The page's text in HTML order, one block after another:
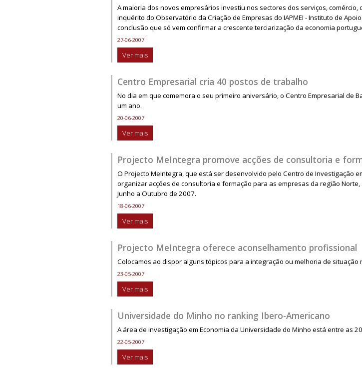
A maioria dos novos empresários investiu nos sectores dos serviços,
inquérito do Observatório da Criação de Empresas do IAPMEI - Instituto de
conclusão que só vem confirmar a crescente terciarização da economia
27-06-2007
Ver mais
Centro Empresarial cria 40 postos de trabalho
No dia em que comemora o seu primeiro aniversário, o Centro Empresarial de
um ano.
20-06-2007
Ver mais
Projecto MeIntegra promove acções de consultoria e
O Projecto MeIntegra, que está ser desenvolvido pelo Centro de Investigação
organizar acções de consultoria e formação para as empresas da região
Junho a Outubro de 2007.
18-06-2007
Ver mais
Projecto MeIntegra oferece aconselhamento profissional
Colocamos ao dispor alguns tópicos para a integração ou melhoria de situação
23-05-2007
Ver mais
Universidade do Minho no ranking Ibero-Americano
A área de investigação em Economia da Universidade do Minho está entre as
22-05-2007
Ver mais